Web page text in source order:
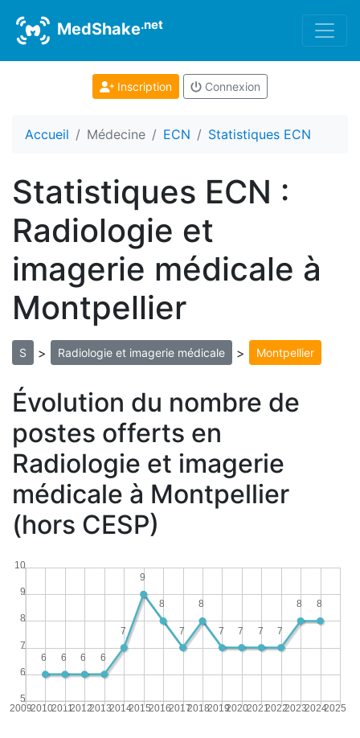
MedShake.net
Inscription Connexion
Accueil Médecine ECN Statistiques ECN
Statistiques ECN :
Radiologie et
imagerie médicale à
Montpellier
S > Radiologie et imagerie médicale > Montpellier
Évolution du nombre de
postes offerts en
Radiologie et imagerie
médicale à Montpellier
(hors CESP)
20092010201120122013201420152016201720182019202020212022202320242025
5
6
7
8
9
10
8
8
7
7
7
7
8
7
8
9
7
6
6
6
6